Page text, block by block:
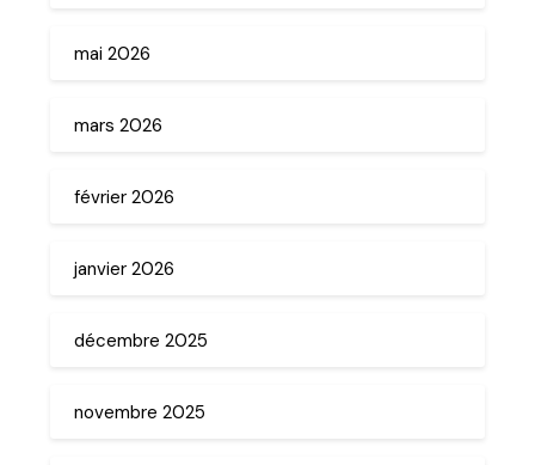
mai 2026
mars 2026
février 2026
janvier 2026
décembre 2025
novembre 2025